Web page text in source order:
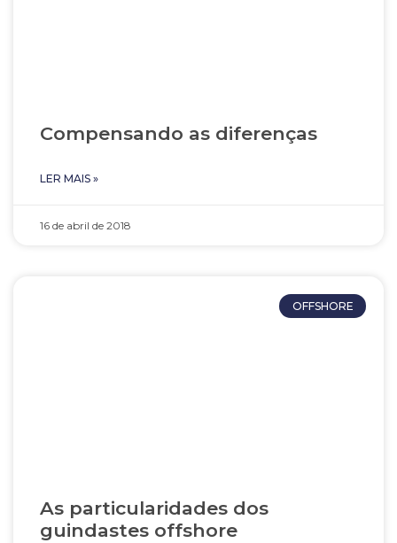
Compensando as diferenças
LER MAIS »
16 de abril de 2018
OFFSHORE
As particularidades dos
guindastes offshore